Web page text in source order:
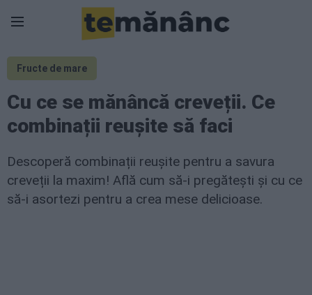
Fructe de mare
Cu ce se mănâncă creveții. Ce
combinații reușite să faci
Descoperă combinații reușite pentru a savura
creveții la maxim! Află cum să-i pregătești și cu ce
să-i asortezi pentru a crea mese delicioase.